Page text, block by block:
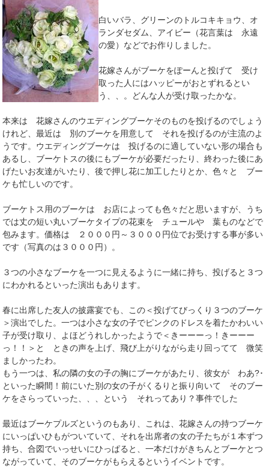
白いバラ、グリーンのトルコキキョウ、オ
ランダセダム、アイビー（花言葉は 永遠
の愛）などでお作りしました。
花嫁さんがブーケをぽーんと投げて 受け
取った人にはハッピーがおとずれるとい
う、、。どんな人が受け取ったかな。
本来は 花嫁さんのウエディングブーケそのものを投げるのでしょう
けれど、最近は 別のブーケを用意して それを投げるのが主流のよ
うです。ウエディングブーケは 投げるのに適していない形の場合も
あるし、ブーケトスの後にもブーケが必要だったり、終わった後にあ
げたいお友達がいたり、後で押し花に加工したりとか、色々と ブー
ケも忙しいのです。
ブーケトス用のブーケは お店によっても色々だと思いますが、うち
では丈の短い丸いブーケタイプの花束を チュールや 葉ものなどで
包みます。価格は ２０００円～３０００円位でお受けする事が多い
です（写真のは３０００円）。
３つの小さなブーケを一つに見えるように一緒に持ち、投げると３つ
にわかれるといった演出もあります。
春に出席した友人の披露宴でも、この＜投げてびっくり３つのブーケ
＞演出でした。一つは小さな女の子でピンクのドレスを着たかわいい
子が受け取り、よほどうれしかったようで＜きーーーっ！きーーー
っ！！＞と ときの声を上げ、飛び上がりながら走り回ってて 微笑
ましかったわ。
もう一つは、私の隣の女の子の胸にブーケがあたり、彼女が わあ?･
といった瞬間！前にいた別の女の子がくるりと振り向いて そのブー
ケをさらっていった、、、という それってあり？事件でした
最近はブーケプルズというのもあり、これは、花嫁さんの持つブーケ
にいっぱいひもがついていて、それを出席者の女の子たちが１本ずつ
持ち、合図でいっせいにひっぱると、一本だけがきちんとブーケとつ
ながっていて、そのブーケがもらえるというイベントです。